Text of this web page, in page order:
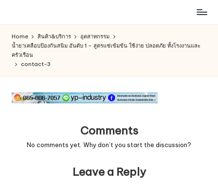
content
สินค้า
ออนไลน์
เพื่อ
คน
การ
Home สินค้า&บริการ
อุตสาหกรรม
น้ำยาเคลือบป้องกันสนิม อันดับ 1 – สูตรแช่เข้มข้น ใช้ง่าย ปลอดภัย ทั้งโรงงานและ
ครัวเรือน
contact-3
Comments
No comments yet. Why don’t you start the discussion?
Leave a Reply